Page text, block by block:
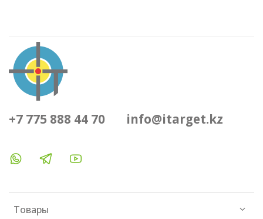
Товары
+7 775 888 44 70 info@itarget.kz